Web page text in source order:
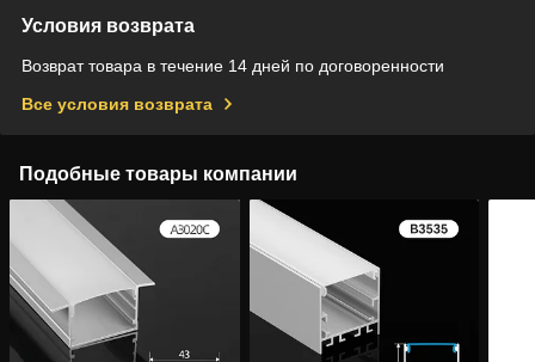
Условия возврата
Возврат товара в течение 14 дней по договоренности
Все условия возврата
Подобные товары компании